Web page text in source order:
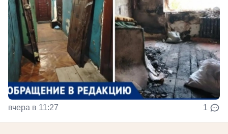
вчера в 11:27 1